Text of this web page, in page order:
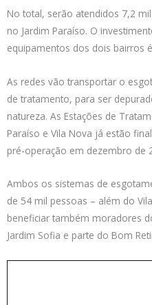
No total, serão atendidos 7,2
no Jardim Paraíso. O
equipamentos dos dois bairros
As redes vão transportar o
de tratamento, para ser
natureza. As Estações de
Paraíso e Vila Nova já estão
pré-operação em dezembro de
Ambos os sistemas de
de 54 mil pessoas – além do
beneficiar também moradores
Jardim Sofia e parte do Bom